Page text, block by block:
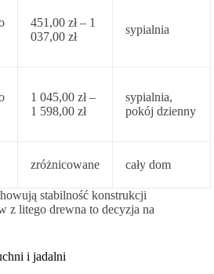
451,00 zł – 1
037,00 zł
sypialnia
1 045,00 zł –
1 598,00 zł
sypialnia,
pokój dzienny
zróżnicowane cały dom
stabilność konstrukcji
z litego drewna to decyzja na
i jadalni